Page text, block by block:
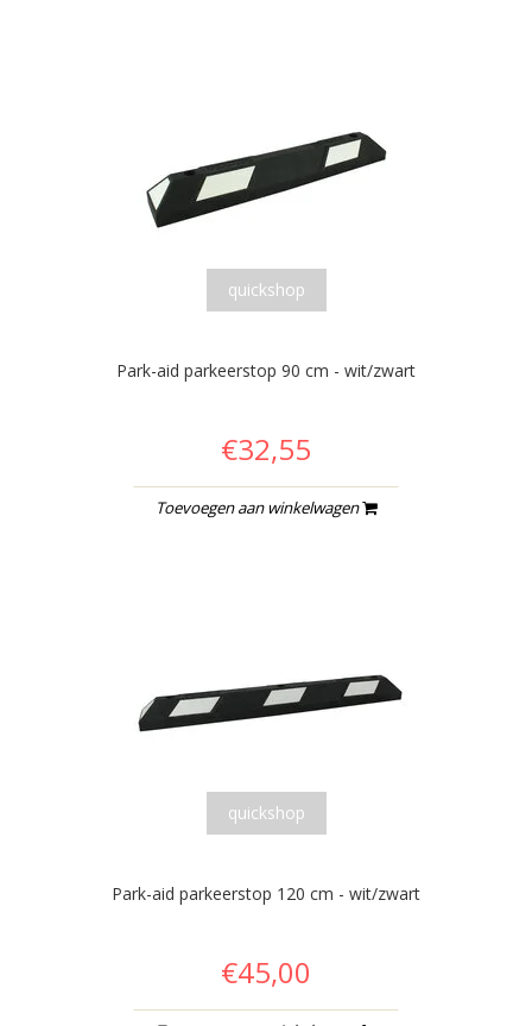
quickshop
Park-aid parkeerstop 90 cm - wit/zwart
€32,55
Toevoegen aan winkelwagen
quickshop
Park-aid parkeerstop 120 cm - wit/zwart
€45,00